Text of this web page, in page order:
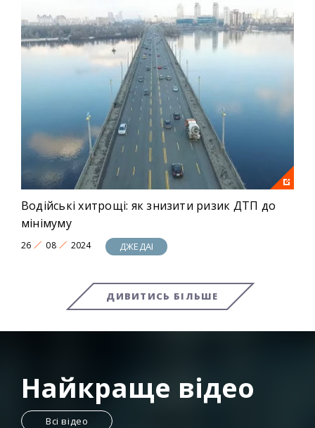
Водійські хитрощі: як знизити ризик ДТП до
мінімуму
26 08 2024 ДЖЕДАІ
ДИВИТИСЬ БІЛЬШЕ
Найкраще відео
Всі відео